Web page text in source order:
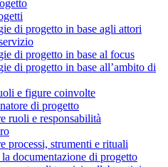
di progetto in base agli attori
di progetto in base al focus
di progetto in base all’ambito di
e figure coinvolte
di progetto
ruoli e responsabilità
processi, strumenti e rituali
documentazione di progetto